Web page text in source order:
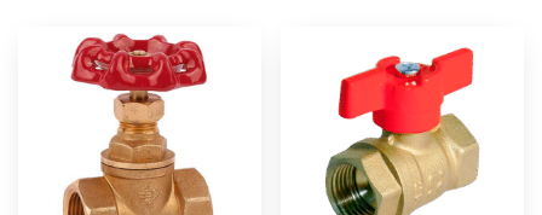
накидной
гайкой